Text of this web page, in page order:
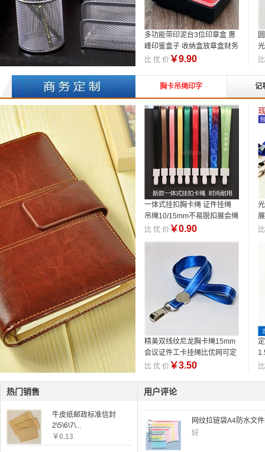
多功能带印泥台3位印章盒 惠
峰印鉴盒子 收纳盒放章盒财务
比 优 价 ￥9.90
胸卡吊绳印字 记
一体式挂扣胸卡绳 证件挂绳
吊绳10/15mm不易脱扣展会绳
可定制
比 优 价 ￥0.90
制
精美双线纹尼龙胸卡绳15mm
会议证件工卡挂绳比优网可定
做
比 优 价 ￥3.50
热门销售
牛皮纸邮政标准信封
2\5\6\7\...
￥0.13
用户评论
经济装11孔透明活页
网纹拉链袋A4防水文
好